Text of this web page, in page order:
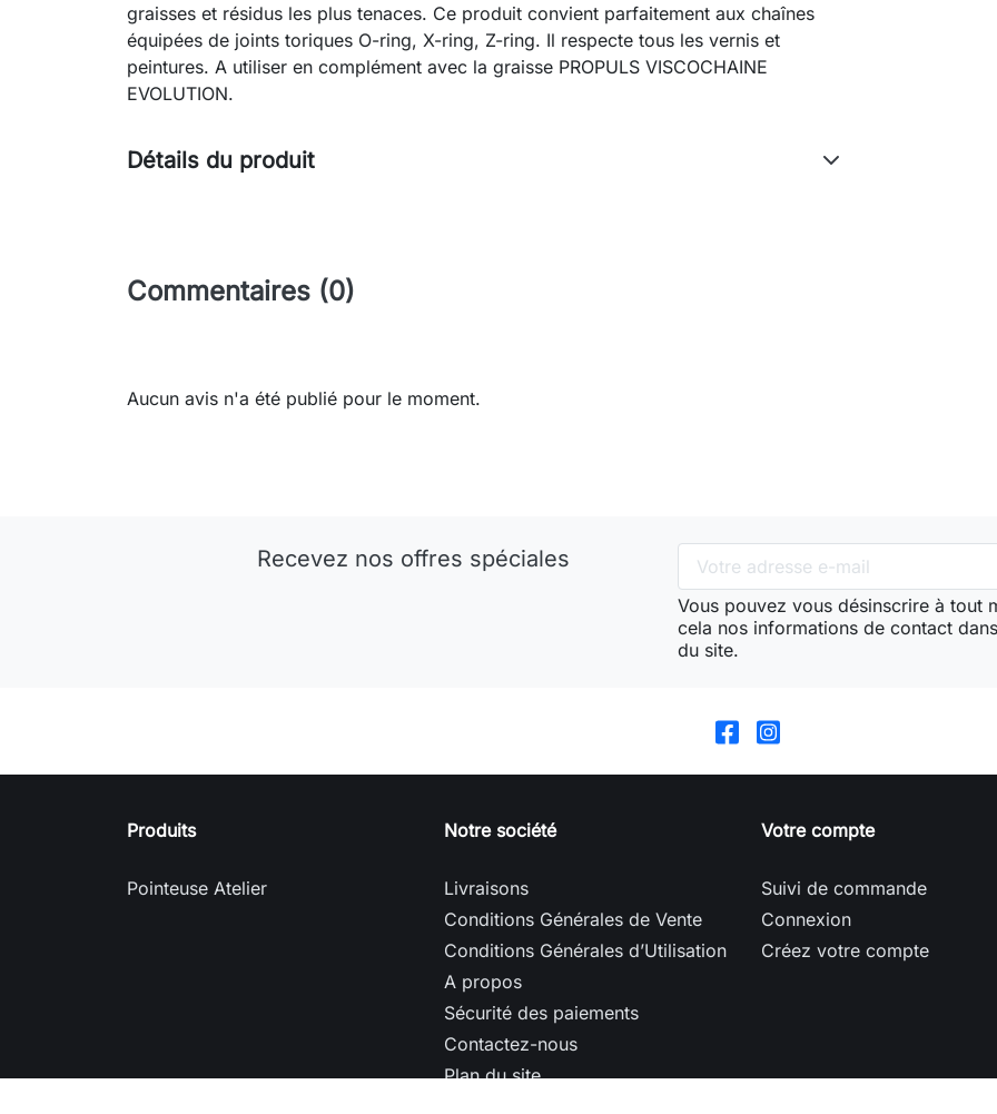
graisses et résidus les plus tenaces. Ce produit convient parfaitement aux chaînes
équipées de joints toriques O-ring, X-ring, Z-ring. Il respecte tous les vernis et
peintures. A utiliser en complément avec la graisse PROPULS VISCOCHAINE
EVOLUTION.
Détails du produit
Commentaires (0)
Aucun avis n'a été publié pour le moment.
Recevez nos offres spéciales
Vous pouvez vous désinscrire à tout
cela nos informations de contact
du site.
Produits
Pointeuse Atelier
Notre société
Livraisons
Conditions Générales de Vente
Conditions Générales d’Utilisation
A propos
Sécurité des paiements
Contactez-nous
Plan du site
Votre compte
Suivi de commande
Connexion
Créez votre compte